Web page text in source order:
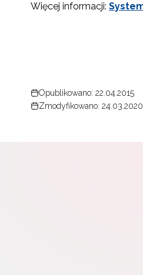
Więcej informacji:
Opublikowano: 22.04.2015
Zmodyfikowano: 24.03.2020